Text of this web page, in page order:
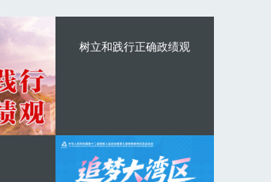
树立和践行正确政绩观